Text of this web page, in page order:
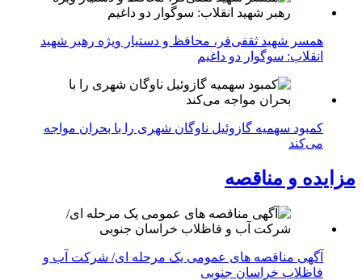
همسر شهید ثقفی‌فر، محافظ و دستیار ویژه رهبر شهید
انقلاب: سوگوار دو داغیم
کمبود سهمیه گازوئیل ناوگان شهری را با بحران مواجه
می‌کند
مزایده و مناقصه
آگهی مناقصه های عمومی یک مرحله ای/ شرکت آب و
فاظلاب خراسان جنوبی